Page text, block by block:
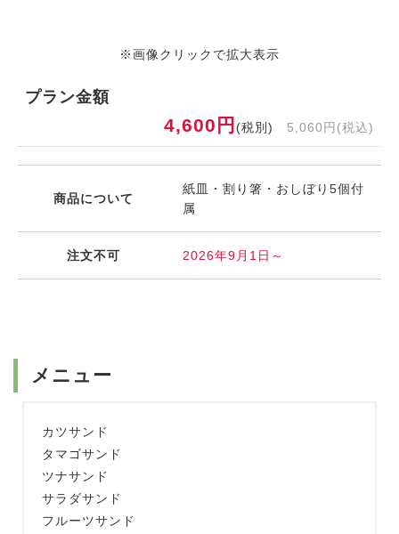
※画像クリックで拡大表示
プラン金額
4,600円 (税別) 5,060円(税込)
商品について
紙皿・割り箸・おしぼり5個付
属
注文不可 2026年9月1日～
メニュー
カツサンド
タマゴサンド
ツナサンド
サラダサンド
フルーツサンド